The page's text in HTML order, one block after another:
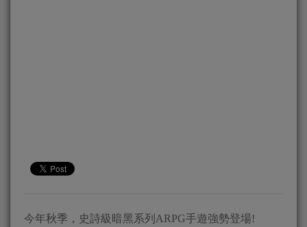
今年秋季，史詩級暗黑系列ARPG手遊強勢登場!